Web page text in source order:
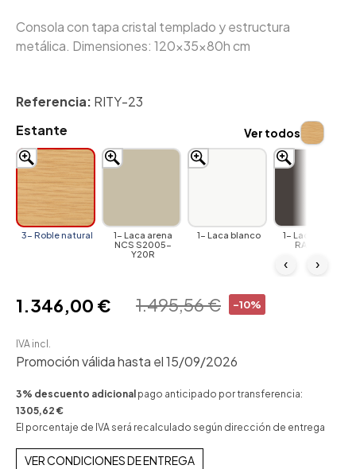
Consola con tapa cristal templado y estructura
metálica. Dimensiones: 120x35x80h cm
Referencia: RITY-23
Estante
3- Roble natural
1- Laca arena
NCS S2005-
Y20R
1- Laca blanco
1- Laca grafito
RAL 7022
‹ ›
Ver todos
-10%
1.495,56 €
1.346,00 €
IVA incl.
Promoción válida hasta el 15/09/2026
3% descuento adicional pago anticipado por transferencia:
1305,62 €
El porcentaje de IVA será recalculado según dirección de entrega
VER CONDICIONES DE ENTREGA